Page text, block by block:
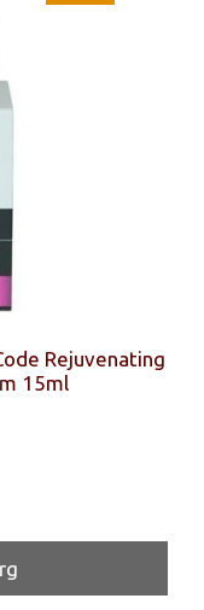
Rejuvenating
15ml